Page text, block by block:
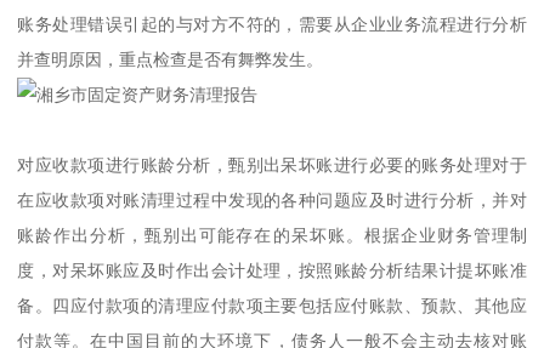
账务处理错误引起的与对方不符的，需要从企业业务流程进行分析
并查明原因，重点检查是否有舞弊发生。
对应收款项进行账龄分析，甄别出呆坏账进行必要的账务处理对于
在应收款项对账清理过程中发现的各种问题应及时进行分析，并对
账龄作出分析，甄别出可能存在的呆坏账。根据企业财务管理制
度，对呆坏账应及时作出会计处理，按照账龄分析结果计提坏账准
备。四应付款项的清理应付款项主要包括应付账款、预款、其他应
付款等。在中国目前的大环境下，债务人一般不会主动去核对账